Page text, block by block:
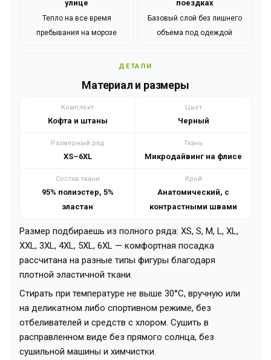
улице
Тепло на все время
пребывания на морозе
поездках
Базовый слой без лишнего
объема под одеждой
ДЕТАЛИ
Материал и размеры
Комплект
Кофта и штаны
Цвет
Черный
Размерный ряд
XS–6XL
Ткань
Микродайвинг на флисе
Состав ткани
95% полиэстер, 5%
эластан
Крой
Анатомический, с
контрастными швами
Размер подбираешь из полного ряда: XS, S, M, L, XL,
XXL, 3XL, 4XL, 5XL, 6XL — комфортная посадка
рассчитана на разные типы фигуры благодаря
плотной эластичной ткани.
Стирать при температуре не выше 30°C, вручную или
на деликатном либо спортивном режиме, без
отбеливателей и средств с хлором. Сушить в
расправленном виде без прямого солнца, без
сушильной машины и химчистки.